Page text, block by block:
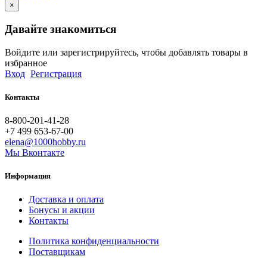
×
Давайте знакомиться
Войдите или зарегистрируйтесь, чтобы добавлять товары в
избранное
Вход Регистрация
Контакты
8-800-201-41-28
+7 499 653-67-00
elena@1000hobby.ru
Мы Вконтакте
Информация
Доставка и оплата
Бонусы и акции
Контакты
Политика конфиденциальности
Поставщикам